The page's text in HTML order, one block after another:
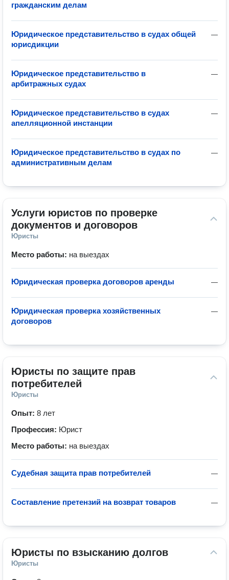
гражданским делам
—
Юридическое представительство в судах общей
юрисдикции
—
Юридическое представительство в
арбитражных судах
—
Юридическое представительство в судах
апелляционной инстанции
—
Юридическое представительство в судах по
административным делам
Услуги юристов по проверке
документов и договоров
Юристы
Место работы: на выездах
—
Юридическая проверка договоров аренды
—
Юридическая проверка хозяйственных
договоров
Юристы по защите прав
потребителей
Юристы
Опыт: 8 лет
Профессия: Юрист
Место работы: на выездах
—
Судебная защита прав потребителей
—
Составление претензий на возврат товаров
Юристы по взысканию долгов
Юристы